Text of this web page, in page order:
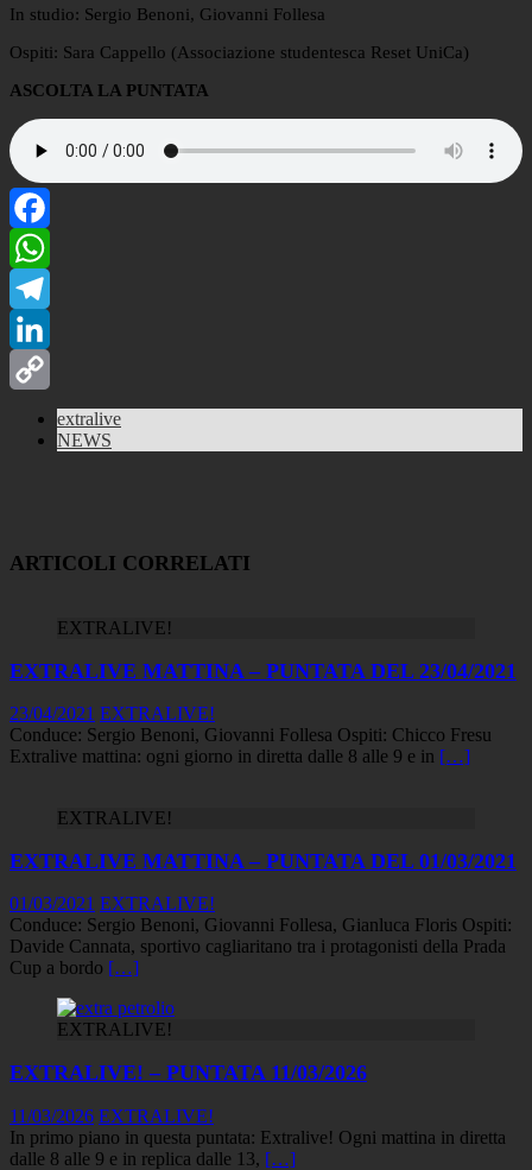
In studio: Sergio Benoni, Giovanni Follesa
Ospiti: Sara Cappello (Associazione studentesca Reset UniCa)
ASCOLTA LA PUNTATA
Facebook
WhatsApp
Telegram
LinkedIn
Link
extralive
NEWS
ARTICOLI CORRELATI
EXTRALIVE!
EXTRALIVE MATTINA – PUNTATA DEL 23/04/2021
23/04/2021 EXTRALIVE!
Conduce: Sergio Benoni, Giovanni Follesa Ospiti: Chicco Fresu
Extralive mattina: ogni giorno in diretta dalle 8 alle 9 e in […]
EXTRALIVE!
EXTRALIVE MATTINA – PUNTATA DEL 01/03/2021
01/03/2021 EXTRALIVE!
Conduce: Sergio Benoni, Giovanni Follesa, Gianluca Floris Ospiti:
Davide Cannata, sportivo cagliaritano tra i protagonisti della Prada
Cup a bordo […]
EXTRALIVE!
EXTRALIVE! – PUNTATA 11/03/2026
11/03/2026 EXTRALIVE!
In primo piano in questa puntata: Extralive! Ogni mattina in diretta
dalle 8 alle 9 e in replica dalle 13, […]